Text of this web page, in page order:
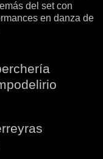
del set con
en danza de